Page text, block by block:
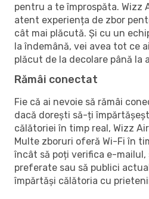
pentru a te împrospăta. Wizz
atent experiența de zbor
cât mai plăcută. Și cu un
la îndemână, vei avea tot ce
plăcut de la decolare până la
Rămâi conectat
Fie că ai nevoie să rămâi
dacă dorești să-ți
călătoriei în timp real, Wizz
Multe zboruri oferă Wi-Fi în
încât să poți verifica e-
preferate sau să publici
împărtăși călătoria cu